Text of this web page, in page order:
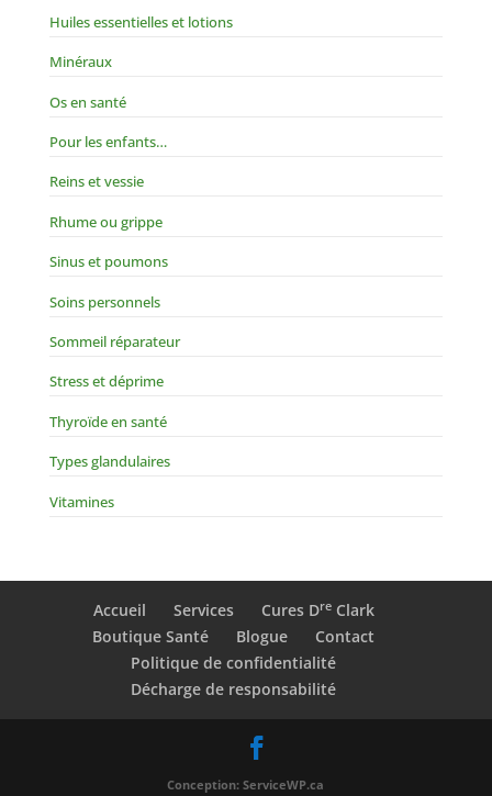
Huiles essentielles et lotions
Minéraux
Os en santé
Pour les enfants…
Reins et vessie
Rhume ou grippe
Sinus et poumons
Soins personnels
Sommeil réparateur
Stress et déprime
Thyroïde en santé
Types glandulaires
Vitamines
Accueil Services Cures DreClark
Boutique Santé
Blogue
Contact
Politique de confidentialité
Décharge de responsabilité
Conception: ServiceWP.ca